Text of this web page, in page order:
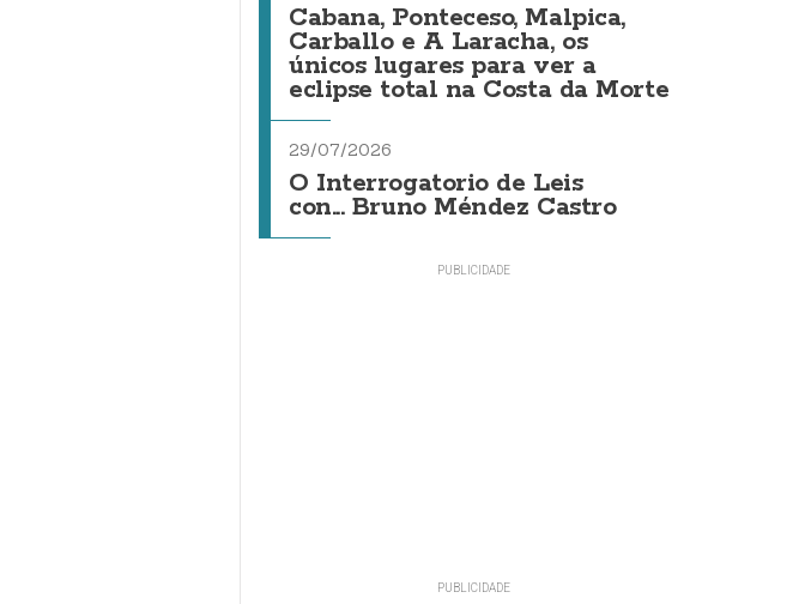
Cabana, Ponteceso, Malpica,
Carballo e A Laracha, os
únicos lugares para ver a
eclipse total na Costa da Morte
29/07/2026
O Interrogatorio de Leis
con... Bruno Méndez Castro